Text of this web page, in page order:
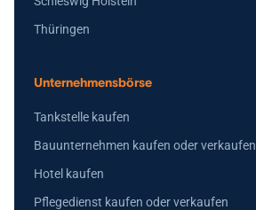
Thüringen
Unternehmensbörse
Tankstelle kaufen
Bauunternehmen kaufen oder verkaufen
Hotel kaufen
Pflegedienst kaufen oder verkaufen